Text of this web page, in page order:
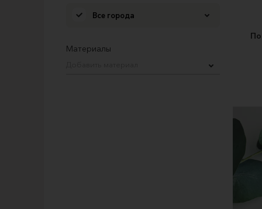
Все города
Материалы